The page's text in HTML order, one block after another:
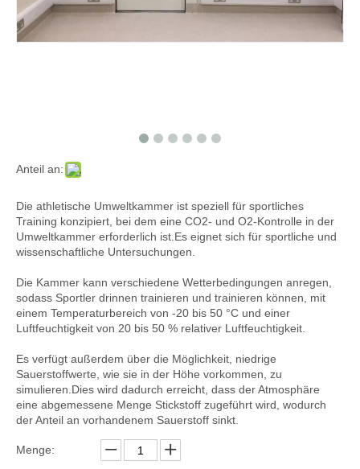
Anteil an:
Die athletische Umweltkammer ist speziell für sportliches
Training konzipiert, bei dem eine CO2- und O2-Kontrolle in der
Umweltkammer erforderlich ist.Es eignet sich für sportliche und
wissenschaftliche Untersuchungen.
Die Kammer kann verschiedene Wetterbedingungen anregen,
sodass Sportler drinnen trainieren und trainieren können, mit
einem Temperaturbereich von -20 bis 50 °C und einer
Luftfeuchtigkeit von 20 bis 50 % relativer Luftfeuchtigkeit.
Es verfügt außerdem über die Möglichkeit, niedrige
Sauerstoffwerte, wie sie in der Höhe vorkommen, zu
simulieren.Dies wird dadurch erreicht, dass der Atmosphäre
eine abgemessene Menge Stickstoff zugeführt wird, wodurch
der Anteil an vorhandenem Sauerstoff sinkt.
Menge: